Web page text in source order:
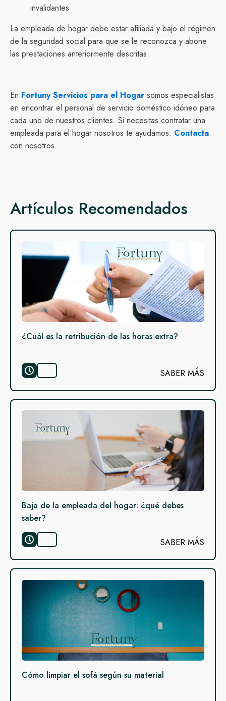
invalidantes
La empleada de hogar debe estar afiliada y bajo el régimen
de la seguridad social para que se le reconozca y abone
las prestaciones anteriormente descritas.
En Fortuny Servicios para el Hogar somos especialistas
en encontrar el personal de servicio doméstico idóneo para
cada uno de nuestros clientes. Si necesitas contratar una
empleada para el hogar nosotros te ayudamos. Contacta
con nosotros.
Artículos Recomendados
¿Cuál es la retribución de las horas extra?
SABER MÁS
Baja de la empleada del hogar: ¿qué debes
saber?
SABER MÁS
Cómo limpiar el sofá según su material